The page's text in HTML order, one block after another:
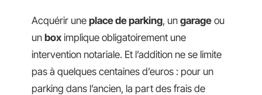
Acquérir une place de parking, un garage ou
un box implique obligatoirement une
intervention notariale. Et l’addition ne se limite
pas à quelques centaines d’euros : pour un
parking dans l’ancien, la part des frais de